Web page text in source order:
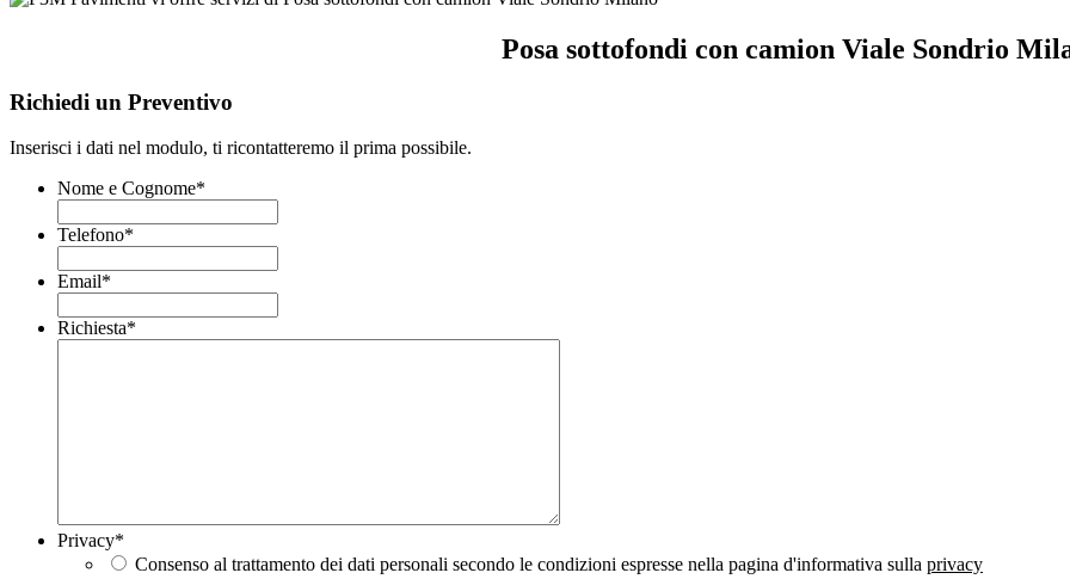
Posa sottofondi con camion Viale Sondrio
Richiedi un Preventivo
Inserisci i dati nel modulo, ti ricontatteremo il prima possibile.
Nome e Cognome*
Telefono*
Email*
Richiesta*
Privacy*
Consenso al trattamento dei dati personali secondo le condizioni espresse nella pagina d'informativa sulla privacy